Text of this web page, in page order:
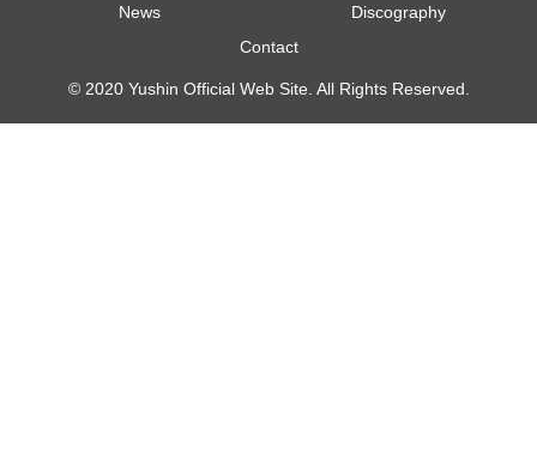
News
Discography
Contact
© 2020 Yushin Official Web Site. All Rights Reserved.